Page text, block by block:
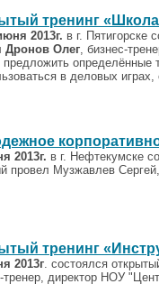
тренинг
2013г. в г. Пятигорске
Дронов Олег, бизнес-
предложить определённые
в деловых
2013г. в г. Нефтекумске
провел Музжавлев
тренинг
2013г. состоялся
тренер, директор НОУ